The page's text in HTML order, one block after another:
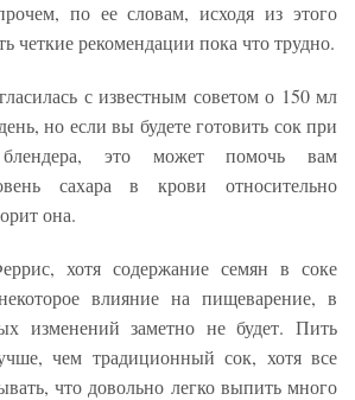
по ее словам, исходя из этого
четкие рекомендации пока что трудно.
с известным советом о 150 мл
но если вы будете готовить сок при
это может помочь вам
сахара в крови относительно
она.
хотя содержание семян в соке
влияние на пищеварение, в
изменений заметно не будет. Пить
чем традиционный сок, хотя все
что довольно легко выпить много